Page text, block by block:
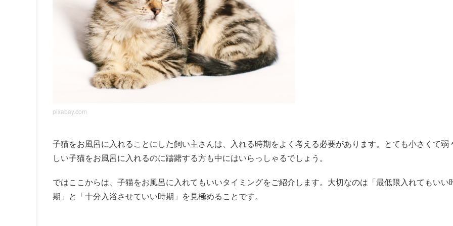
pixabay.com
子猫をお風呂に入れることにした飼い主さんは、入れる時期をよく考える必要があります。とても小さくて弱
しい子猫をお風呂に入れるのに躊躇する方も中にはいらっしゃるでしょう。
ではここからは、子猫をお風呂に入れてもいいタイミングをご紹介します。大切なのは「最低限入れてもいい
期」と「十分入浴させていい時期」を見極めることです。